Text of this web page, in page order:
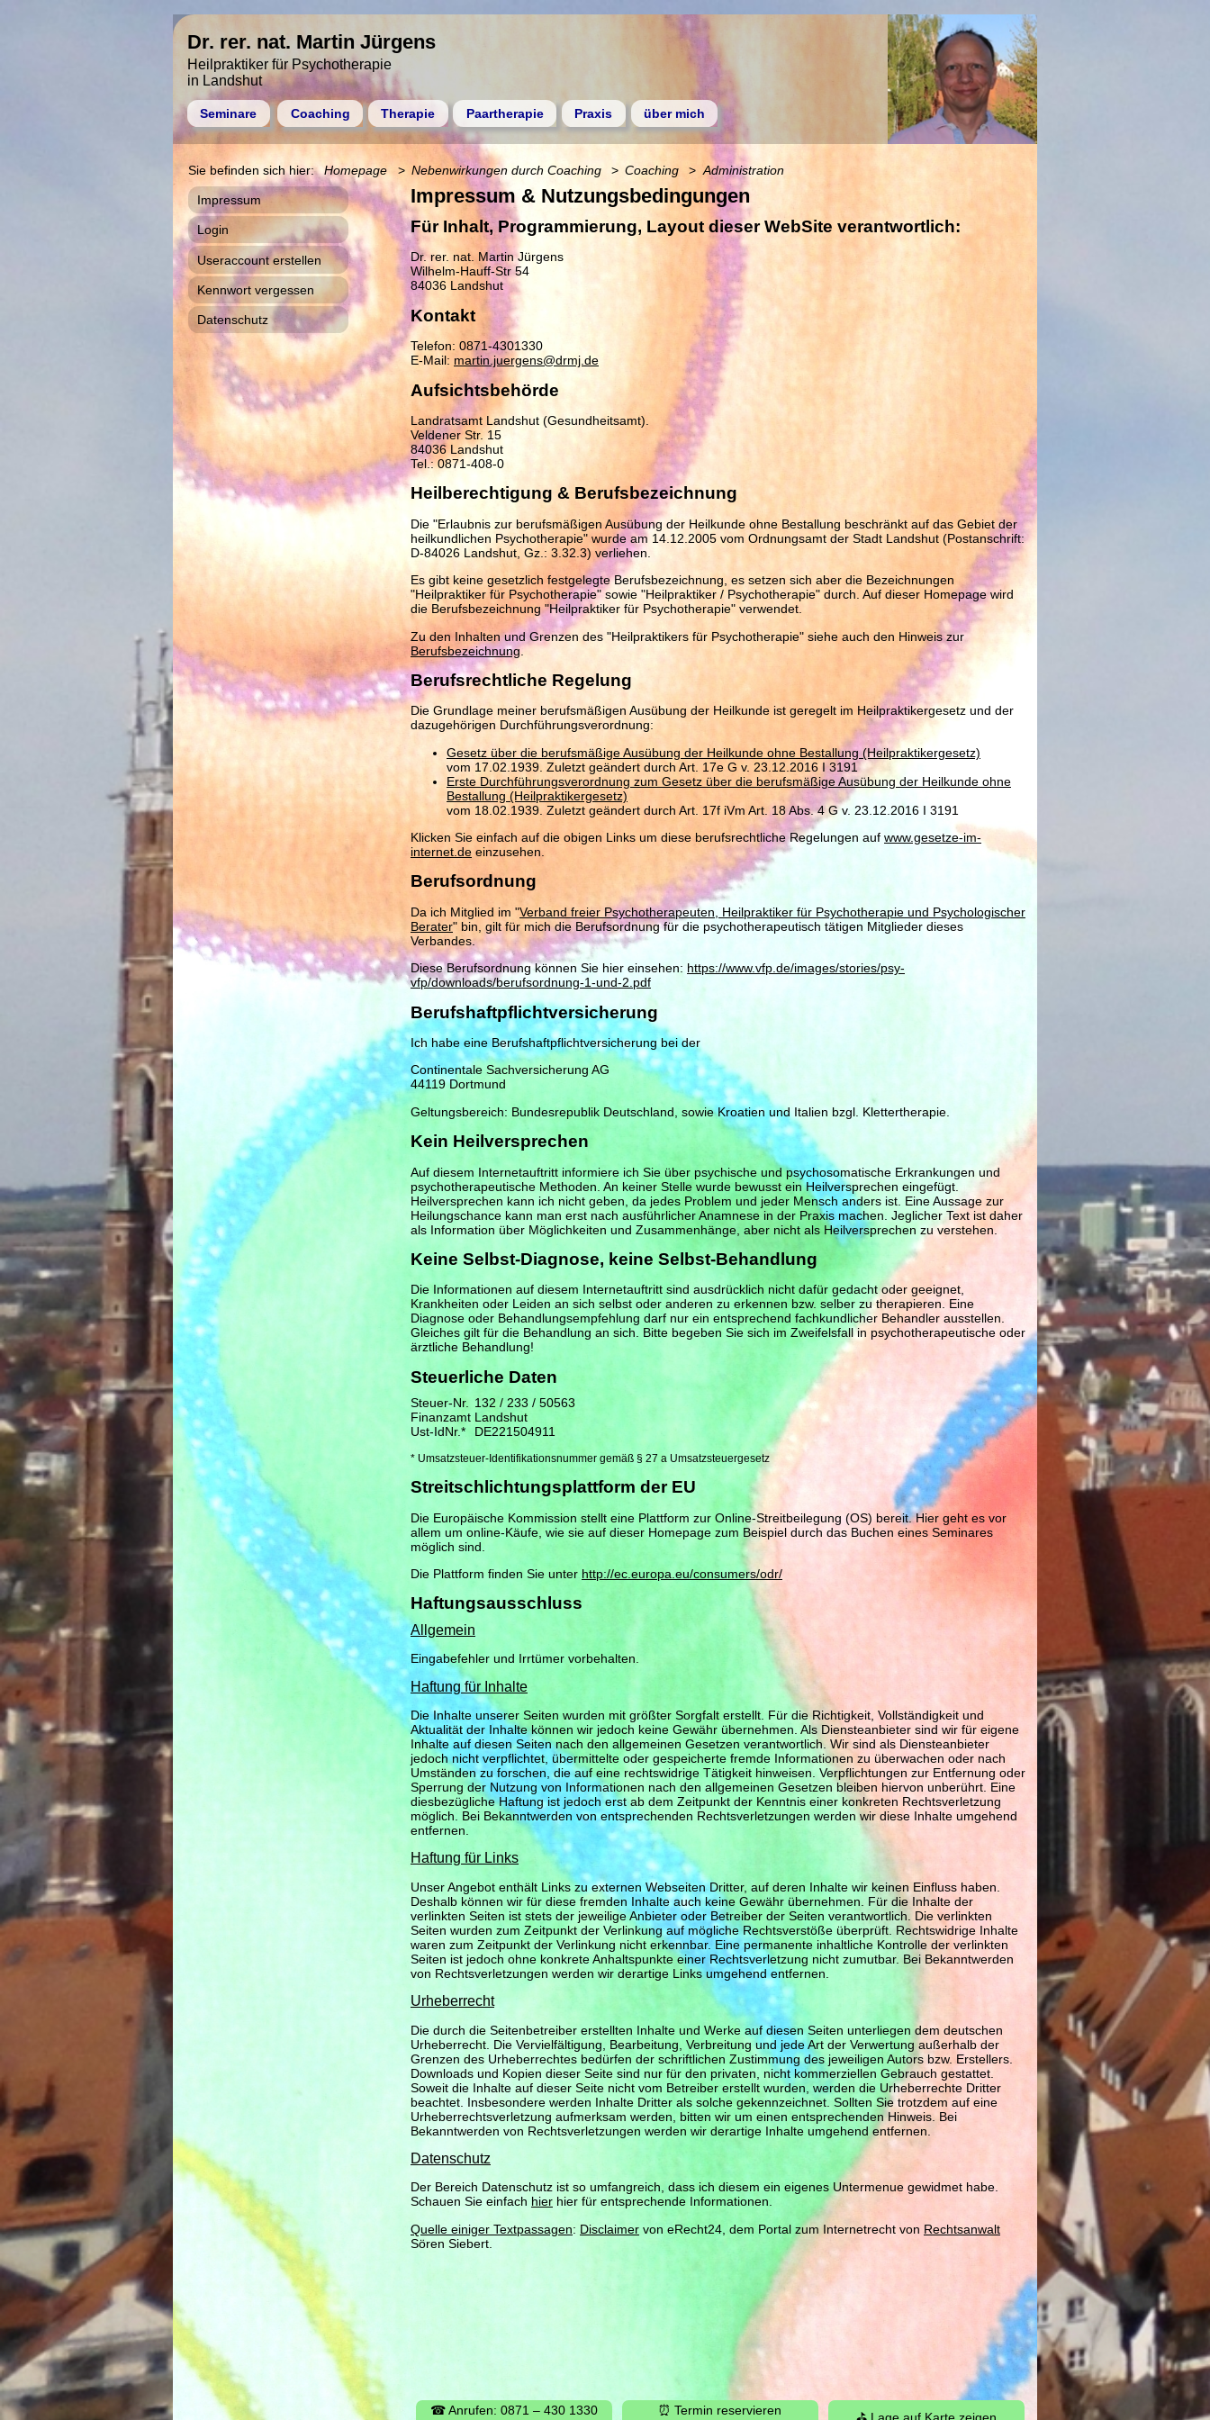
Dr. rer. nat. Martin Jürgens
Heilpraktiker für Psychotherapie
in Landshut
Seminare Coaching Therapie Paartherapie Praxis über mich
Impressum & Nutzungsbedingungen
Für Inhalt, Programmierung, Layout dieser WebSite verantwortlich:
Dr. rer. nat. Martin Jürgens
Wilhelm-Hauff-Str 54
84036 Landshut
Kontakt
Telefon: 0871-4301330
E-Mail: martin.juergens@drmj.de
Aufsichtsbehörde
Landratsamt Landshut (Gesundheitsamt).
Veldener Str. 15
84036 Landshut
Tel.: 0871-408-0
Heilberechtigung & Berufsbezeichnung
Die "Erlaubnis zur berufsmäßigen Ausübung der Heilkunde ohne Bestallung beschränkt auf das Gebiet der
heilkundlichen Psychotherapie" wurde am 14.12.2005 vom Ordnungsamt der Stadt Landshut (Postanschrift:
D-84026 Landshut, Gz.: 3.32.3) verliehen.
Es gibt keine gesetzlich festgelegte Berufsbezeichnung, es setzen sich aber die Bezeichnungen
"Heilpraktiker für Psychotherapie" sowie "Heilpraktiker / Psychotherapie" durch. Auf dieser Homepage wird
die Berufsbezeichnung "Heilpraktiker für Psychotherapie" verwendet.
Zu den Inhalten und Grenzen des "Heilpraktikers für Psychotherapie" siehe auch den Hinweis zur
Berufsbezeichnung.
Berufsrechtliche Regelung
Die Grundlage meiner berufsmäßigen Ausübung der Heilkunde ist geregelt im Heilpraktikergesetz und der
dazugehörigen Durchführungsverordnung:
Gesetz über die berufsmäßige Ausübung der Heilkunde ohne Bestallung (Heilpraktikergesetz)
vom 17.02.1939. Zuletzt geändert durch Art. 17e G v. 23.12.2016 I 3191
Erste Durchführungsverordnung zum Gesetz über die berufsmäßige Ausübung der Heilkunde ohne
Bestallung (Heilpraktikergesetz)
vom 18.02.1939. Zuletzt geändert durch Art. 17f iVm Art. 18 Abs. 4 G v. 23.12.2016 I 3191
Klicken Sie einfach auf die obigen Links um diese berufsrechtliche Regelungen auf www.gesetze-im-
internet.de einzusehen.
Berufsordnung
Da ich Mitglied im "Verband freier Psychotherapeuten, Heilpraktiker für Psychotherapie und Psychologischer
Berater" bin, gilt für mich die Berufsordnung für die psychotherapeutisch tätigen Mitglieder dieses
Verbandes.
Diese Berufsordnung können Sie hier einsehen: https://www.vfp.de/images/stories/psy-
vfp/downloads/berufsordnung-1-und-2.pdf
Berufshaftpflichtversicherung
Ich habe eine Berufshaftpflichtversicherung bei der
Continentale Sachversicherung AG
44119 Dortmund
Geltungsbereich: Bundesrepublik Deutschland, sowie Kroatien und Italien bzgl. Klettertherapie.
Kein Heilversprechen
Auf diesem Internetauftritt informiere ich Sie über psychische und psychosomatische Erkrankungen und
psychotherapeutische Methoden. An keiner Stelle wurde bewusst ein Heilversprechen eingefügt.
Heilversprechen kann ich nicht geben, da jedes Problem und jeder Mensch anders ist. Eine Aussage zur
Heilungschance kann man erst nach ausführlicher Anamnese in der Praxis machen. Jeglicher Text ist daher
als Information über Möglichkeiten und Zusammenhänge, aber nicht als Heilversprechen zu verstehen.
Keine Selbst-Diagnose, keine Selbst-Behandlung
Die Informationen auf diesem Internetauftritt sind ausdrücklich nicht dafür gedacht oder geeignet,
Krankheiten oder Leiden an sich selbst oder anderen zu erkennen bzw. selber zu therapieren. Eine
Diagnose oder Behandlungsempfehlung darf nur ein entsprechend fachkundlicher Behandler ausstellen.
Gleiches gilt für die Behandlung an sich. Bitte begeben Sie sich im Zweifelsfall in psychotherapeutische oder
ärztliche Behandlung!
Steuerliche Daten
Steuer-Nr.
Finanzamt
Ust-IdNr.*
132 / 233 / 50563
Landshut
DE221504911
* Umsatzsteuer-Identifikationsnummer gemäß § 27 a Umsatzsteuergesetz
Streitschlichtungsplattform der EU
Die Europäische Kommission stellt eine Plattform zur Online-Streitbeilegung (OS) bereit. Hier geht es vor
allem um online-Käufe, wie sie auf dieser Homepage zum Beispiel durch das Buchen eines Seminares
möglich sind.
Die Plattform finden Sie unter http://ec.europa.eu/consumers/odr/
Haftungsausschluss
Allgemein
Eingabefehler und Irrtümer vorbehalten.
Haftung für Inhalte
Die Inhalte unserer Seiten wurden mit größter Sorgfalt erstellt. Für die Richtigkeit, Vollständigkeit und
Aktualität der Inhalte können wir jedoch keine Gewähr übernehmen. Als Diensteanbieter sind wir für eigene
Inhalte auf diesen Seiten nach den allgemeinen Gesetzen verantwortlich. Wir sind als Diensteanbieter
jedoch nicht verpflichtet, übermittelte oder gespeicherte fremde Informationen zu überwachen oder nach
Umständen zu forschen, die auf eine rechtswidrige Tätigkeit hinweisen. Verpflichtungen zur Entfernung oder
Sperrung der Nutzung von Informationen nach den allgemeinen Gesetzen bleiben hiervon unberührt. Eine
diesbezügliche Haftung ist jedoch erst ab dem Zeitpunkt der Kenntnis einer konkreten Rechtsverletzung
möglich. Bei Bekanntwerden von entsprechenden Rechtsverletzungen werden wir diese Inhalte umgehend
entfernen.
Haftung für Links
Unser Angebot enthält Links zu externen Webseiten Dritter, auf deren Inhalte wir keinen Einfluss haben.
Deshalb können wir für diese fremden Inhalte auch keine Gewähr übernehmen. Für die Inhalte der
verlinkten Seiten ist stets der jeweilige Anbieter oder Betreiber der Seiten verantwortlich. Die verlinkten
Seiten wurden zum Zeitpunkt der Verlinkung auf mögliche Rechtsverstöße überprüft. Rechtswidrige Inhalte
waren zum Zeitpunkt der Verlinkung nicht erkennbar. Eine permanente inhaltliche Kontrolle der verlinkten
Seiten ist jedoch ohne konkrete Anhaltspunkte einer Rechtsverletzung nicht zumutbar. Bei Bekanntwerden
von Rechtsverletzungen werden wir derartige Links umgehend entfernen.
Urheberrecht
Die durch die Seitenbetreiber erstellten Inhalte und Werke auf diesen Seiten unterliegen dem deutschen
Urheberrecht. Die Vervielfältigung, Bearbeitung, Verbreitung und jede Art der Verwertung außerhalb der
Grenzen des Urheberrechtes bedürfen der schriftlichen Zustimmung des jeweiligen Autors bzw. Erstellers.
Downloads und Kopien dieser Seite sind nur für den privaten, nicht kommerziellen Gebrauch gestattet.
Soweit die Inhalte auf dieser Seite nicht vom Betreiber erstellt wurden, werden die Urheberrechte Dritter
beachtet. Insbesondere werden Inhalte Dritter als solche gekennzeichnet. Sollten Sie trotzdem auf eine
Urheberrechtsverletzung aufmerksam werden, bitten wir um einen entsprechenden Hinweis. Bei
Bekanntwerden von Rechtsverletzungen werden wir derartige Inhalte umgehend entfernen.
Datenschutz
Der Bereich Datenschutz ist so umfangreich, dass ich diesem ein eigenes Untermenue gewidmet habe.
Schauen Sie einfach hier hier für entsprechende Informationen.
Quelle einiger Textpassagen: Disclaimer von eRecht24, dem Portal zum Internetrecht von Rechtsanwalt
Sören Siebert.
☎ Anrufen: 0871 – 430 1330 ⏰ Termin reservieren
Homepage Nebenwirkungen durch Coaching Coaching Administration
Impressum
Login
Useraccount erstellen
Kennwort vergessen
Datenschutz